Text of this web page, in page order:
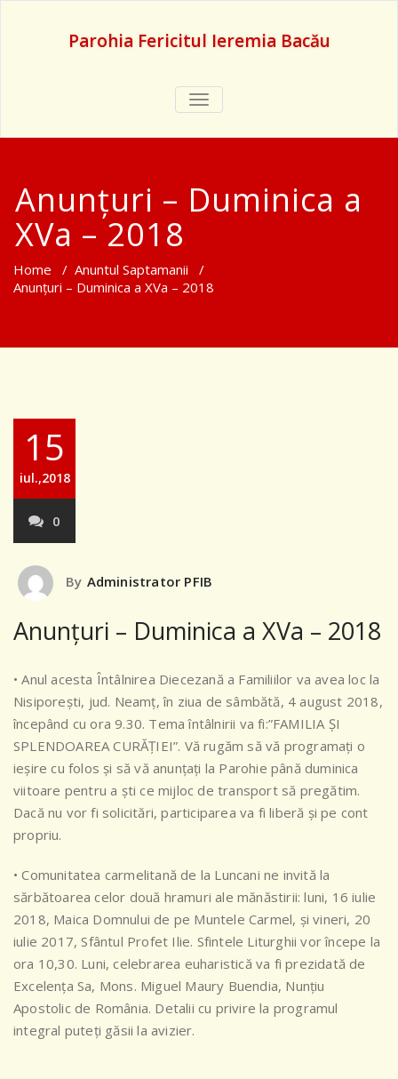
Parohia Fericitul Ieremia Bacău
TOGGLE
NAVIGATION
Anunțuri – Duminica a
XVa – 2018
Home / Anuntul Saptamanii /
Anunțuri – Duminica a XVa – 2018
15
iul.,2018
0
By Administrator PFIB
Anunțuri – Duminica a XVa – 2018
• Anul acesta Întâlnirea Diecezană a Familiilor va avea loc la
Nisiporești, jud. Neamț, în ziua de sâmbătă, 4 august 2018,
începând cu ora 9.30. Tema întâlnirii va fi:”FAMILIA ȘI
SPLENDOAREA CURĂȚIEI”. Vă rugăm să vă programați o
ieșire cu folos și să vă anunțați la Parohie până duminica
viitoare pentru a ști ce mijloc de transport să pregătim.
Dacă nu vor fi solicitări, participarea va fi liberă și pe cont
propriu.
• Comunitatea carmelitană de la Luncani ne invită la
sărbătoarea celor două hramuri ale mănăstirii: luni, 16 iulie
2018, Maica Domnului de pe Muntele Carmel, şi vineri, 20
iulie 2017, Sfântul Profet Ilie. Sfintele Liturghii vor începe la
ora 10,30. Luni, celebrarea euharistică va fi prezidată de
Excelența Sa, Mons. Miguel Maury Buendia, Nunțiu
Apostolic de România. Detalii cu privire la programul
integral puteți găsii la avizier.